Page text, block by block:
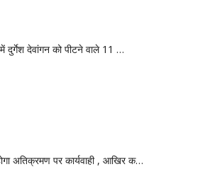
दुर्गेश देवांगन को पीटने वाले 11 …
अतिक्रमण पर कार्यवाही , आखिर क…